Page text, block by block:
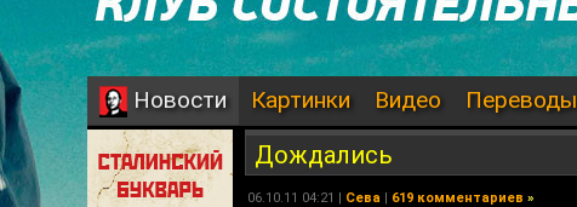
Новости Картинки Видео Переводы
Дождались
06.10.11 04:21 | Сева | 619 комментариев »